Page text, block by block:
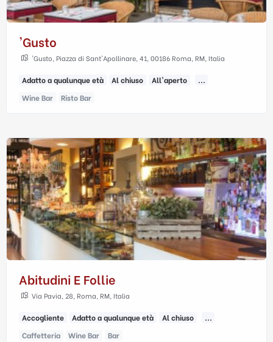
'gusto
'Gusto, Piazza di Sant'Apollinare, 41, 00186 Roma, RM, Italia
Adatto a qualunque età Al chiuso All'aperto
...
Wine Bar
Risto Bar
Abitudini E Follie
Via Pavia, 28, Roma, RM, Italia
Accogliente Adatto a qualunque età Al chiuso
...
Caffetteria
Wine Bar Bar